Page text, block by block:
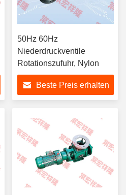
50Hz 60Hz
Niederdruckventile
Rotationszufuhr, Nylon
Beste Preis erhalten